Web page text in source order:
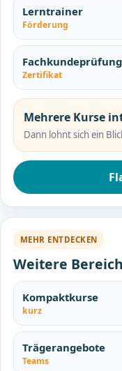
Lerntrainer
Förderung
Zertifikat
Mehrere Kurse
Dann lohnt sich ein
MEHR ENTDECKEN
Weitere
Kompaktkurse
kurz
Trägerangebote
Teams